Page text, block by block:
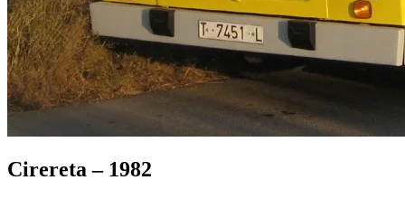
Cirereta – 1982